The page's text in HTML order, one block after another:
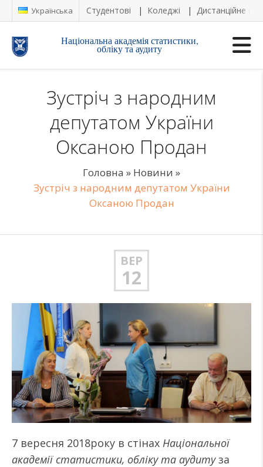
Українська Студентові Коледжі Дистанційне
Національна академія статистики,
обліку та аудиту
Зустріч з народним
депутатом України
Оксаною Продан
Головна » Новини »
Зустріч з народним депутатом України
Оксаною Продан
ВЕР
12
7 вересня 2018року в стінах Національної
академії статистики, обліку та аудиту за